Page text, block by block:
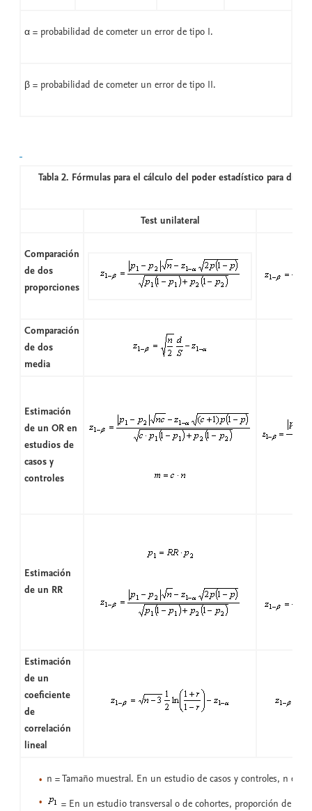
α = probabilidad de cometer un error de tipo I.
β = probabilidad de cometer un error de tipo II.
Tabla 2. Fórmulas para el cálculo del poder estadístico para
Test unilateral
Comparación
de dos
proporciones
Comparación
de dos
media
Estimación
de un OR en
estudios de
casos y
controles
Estimación
de un RR
Estimación
de un
coeficiente
de
correlación
lineal
n = Tamaño muestral. En un estudio de casos y controles, n es
= En un estudio transversal o de cohortes, proporción de